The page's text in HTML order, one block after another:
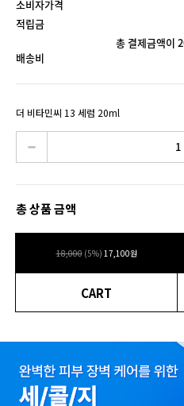
소비자가격
적립금
배송비
총 결제금액이
더 비타민씨 13 세럼 20ml
총 상품 금액
18,000 (5%) 17,100원
CART